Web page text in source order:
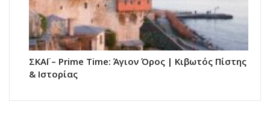
ΣΚΑΪ – Prime Time: Άγιον Όρος | Κιβωτός Πίστης
& Ιστορίας